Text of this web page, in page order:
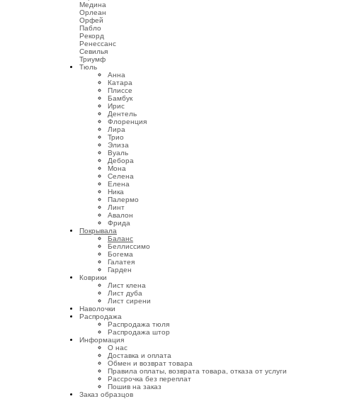
Медина
Орлеан
Орфей
Пабло
Рекорд
Ренессанс
Севилья
Триумф
Тюль
Анна
Катара
Плиссе
Бамбук
Ирис
Дентель
Флоренция
Лира
Трио
Элиза
Вуаль
Дебора
Мона
Селена
Елена
Ника
Палермо
Линт
Авалон
Фрида
Покрывала
Баланс
Беллиссимо
Богема
Галатея
Гарден
Коврики
Лист клена
Лист дуба
Лист сирени
Наволочки
Распродажа
Распродажа тюля
Распродажа штор
Информация
О нас
Доставка и оплата
Обмен и возврат товара
Правила оплаты, возврата товара, отказа от услуги
Рассрочка без переплат
Пошив на заказ
Заказ образцов